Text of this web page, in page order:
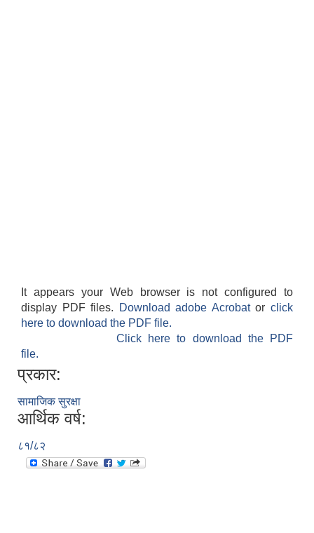
It appears your Web browser is not configured to
display PDF files.
Download adobe Acrobatorclick
here to download the PDF file.
Click here to download the PDF
file.
प्रकार:
सामाजिक सुरक्षा
आर्थिक वर्ष:
८१/८२